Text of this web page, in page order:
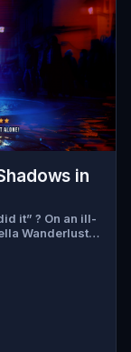
in
it” ? On an ill-
Wanderlust
was
Percy
tour
they strike